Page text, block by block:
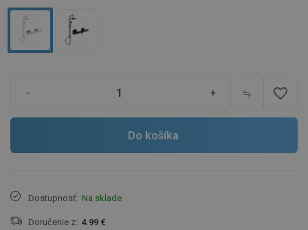
- + favorite_border
Do košíka
Dostupnosť: Na sklade
Doručenie z: 4.99 €